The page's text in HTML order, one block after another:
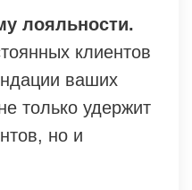
лояльности.
клиентов
ваших
только удержит
но и